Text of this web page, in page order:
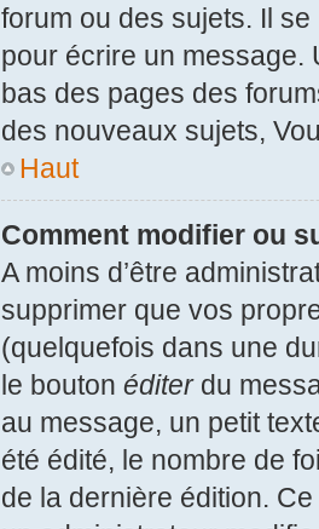
forum ou des sujets. Il
pour écrire un message.
bas des pages des
des nouveaux sujets,
Haut
Comment modifier ou
A moins d’être
supprimer que vos
(quelquefois dans une
le bouton éditerdu
au message, un petit
été édité, le nombre de
de la dernière édition.